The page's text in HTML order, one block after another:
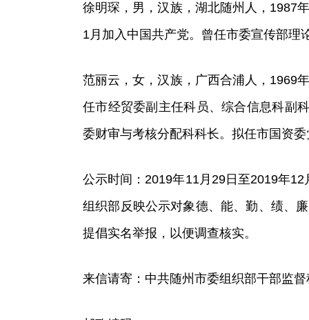
徐明琛，男，汉族，湖北随州人，1987
1月加入中国共产党。曾任市委宣传部理
范丽云，女，汉族，广西合浦人，1969
任市经贸委副主任科员、综合信息科副
委财审与考核分配科科长。拟任市国资
公示时间：2019年11月29日至2019年
组织部反映公示对象德、能、勤、绩、
提倡实名举报，以便调查核实。
来信请寄：中共随州市委组织部干部监督